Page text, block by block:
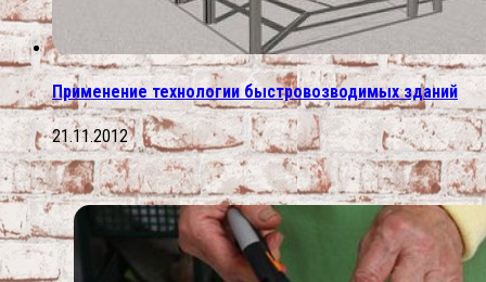
Применение технологии быстровозводимых зданий
21.11.2012